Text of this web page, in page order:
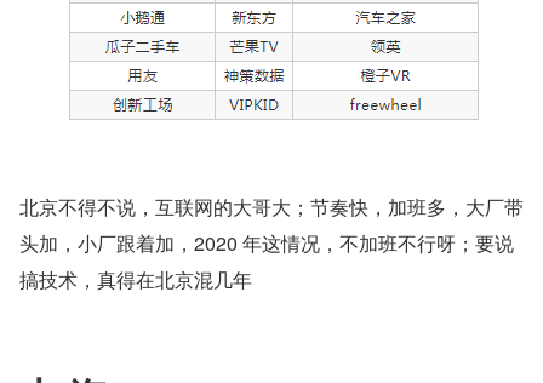
北京不得不说，互联网的大哥大；节奏快，加班多，大厂带
头加，小厂跟着加，2020 年这情况，不加班不行呀；要说
搞技术，真得在北京混几年